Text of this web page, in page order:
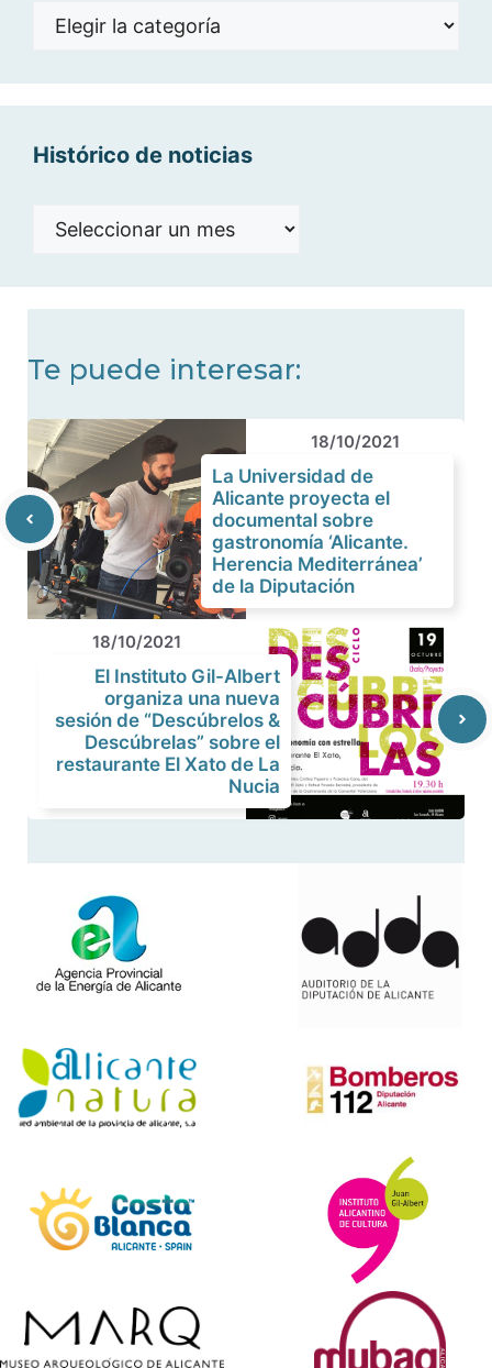
Noticias
Histórico de noticias
Histórico
Te puede interesar:
18/10/2021
La Universidad de
Alicante proyecta el
documental sobre
gastronomía ‘Alicante.
Herencia Mediterránea’
de la Diputación
18/10/2021
El Instituto Gil-Albert
organiza una nueva
sesión de “Descúbrelos &
Descúbrelas” sobre el
restaurante El Xato de La
Nucia